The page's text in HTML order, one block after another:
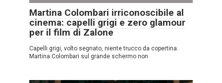
Martina Colombari irriconoscibile al
cinema: capelli grigi e zero glamour
per il film di Zalone
Capelli grigi, volto segnato, niente trucco da copertina.
Martina Colombari sul grande schermo non